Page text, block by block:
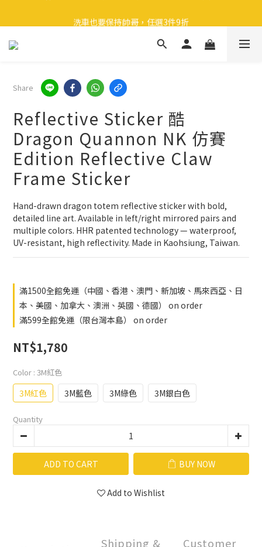
洗車也要保持帥哥，任選3件9折
領取40元購物金
Share
Reflective Sticker 酷
Dragon Quannon NK 仿賽
Edition Reflective Claw
Frame Sticker
Hand-drawn dragon totem reflective sticker with bold,
detailed line art. Available in left/right mirrored pairs and
multiple colors. HHR patented technology — waterproof,
UV-resistant, high reflectivity. Made in Kaohsiung, Taiwan.
滿1500全館免運（中國、香港、澳門、新加坡、馬來西亞、日
本、美國、加拿大、澳洲、英國、德國） on order
滿599全館免運（限台灣本島） on order
NT$1,780
Color : 3M紅色
3M紅色 3M藍色 3M綠色 3M銀白色
Quantity
ADD TO CART BUY NOW
Add to Wishlist
Shipping &
Customer